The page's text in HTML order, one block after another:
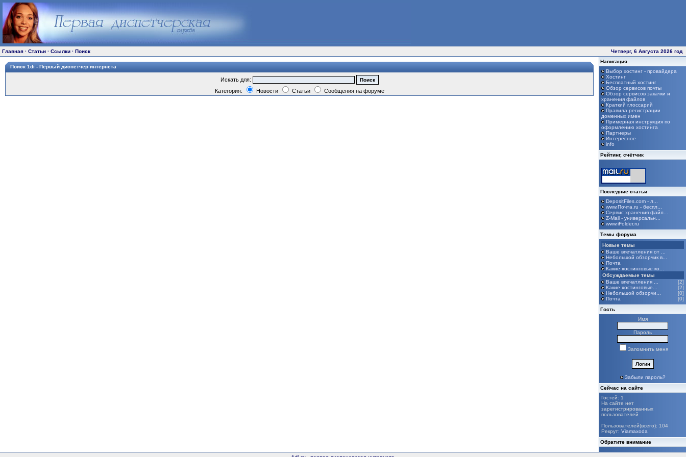
Главная · Статьи · Ссылки · Поиск Четверг, 6 Августа 2026 год
Поиск 1di - Первый диспетчер интернета
Искать для:
Категория:
Новости Статьи Сообщения на форуме
Навигация
Выбор хостинг - провайдера
Хостинг
Бесплатный хостинг
Обзор сервисов почты
Обзор сервисов закачки и
хранения файлов
Краткий глоссарий
Правила регистрации
доменных имен
Примерная инструкция по
оформлению хостинга
Партнеры
Интересное
info
Рейтинг, счётчик
Последние статьи
DepositFiles.com - л...
www.Почта.ru - беспл...
Сервис хранения файл...
Z-Mail - универсальн...
www.iFolder.ru
Темы форума
Новые темы
Ваше впечатления от ...
Небольшой обзорчик в...
Почта
Какие хостинговые ко...
Обсуждаемые темы
Ваше впечатления ...
[2]
Какие хостинговые...
[2]
Небольшой обзорчи...
[0]
Почта
[0]
Гость
Имя
Пароль
Запомнить меня
Забыли пароль?
Сейчас на сайте
Гостей: 1
На сайте нет
зарегистрированных
пользователей
Пользователей(всего): 104
Рекрут: Viamaxoda
Обратите внимание